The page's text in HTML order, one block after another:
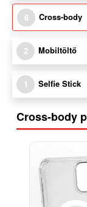
6 Cross-body
2 Mobiltöltő
1 Selfie Stick
Cross-body